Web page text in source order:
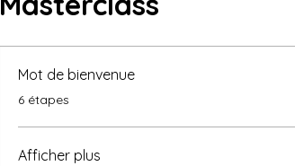
Mot de bienvenue
.6 étapes
Afficher plus